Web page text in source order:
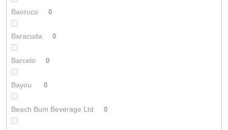
Baoruco 0
Baracuda 0
Barcelo 0
Bayou 0
Beach Bum Beverage Ltd 0